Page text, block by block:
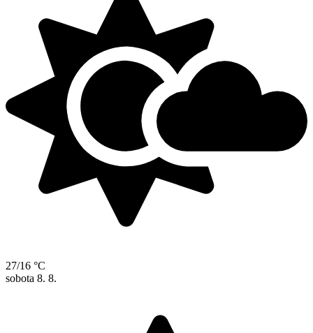
27/16 °C
sobota 8. 8.